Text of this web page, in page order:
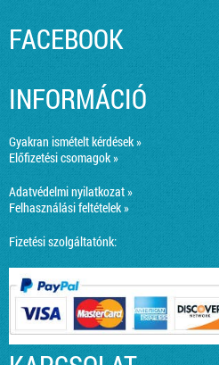
FACEBOOK
INFORMÁCIÓ
Gyakran ismételt kérdések »
Előfizetési csomagok »
Adatvédelmi nyilatkozat »
Felhasználási feltételek »
Fizetési szolgáltatónk: